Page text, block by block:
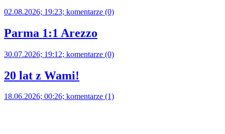
02.08.2026; 19:23; komentarze (0)
Parma 1:1 Arezzo
30.07.2026; 19:12; komentarze (0)
20 lat z Wami!
18.06.2026; 00:26; komentarze (1)